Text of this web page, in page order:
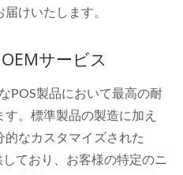
けいたします。
サービス
POS製品において最高の耐
。標準製品の製造に加え
なカスタマイズされた
ており、お客様の特定のニ